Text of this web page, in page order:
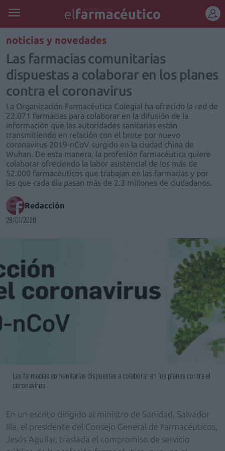
REGÍSTRATE
noticias y novedades
Las farmacias comunitarias
dispuestas a colaborar en los planes
contra el coronavirus
La Organización Farmacéutica Colegial ha ofrecido la red de
22.071 farmacias para colaborar en la difusión de la
información que las autoridades sanitarias están
transmitiendo en relación con el brote por nuevo
coronavirus 2019-nCoV surgido en la ciudad china de
Wuhan. De esta manera, la profesión farmacéutica quiere
colaborar ofreciendo la labor asistencial de los más de
52.000 farmacéuticos que trabajan en las farmacias y por
las que cada día pasan más de 2.3 millones de ciudadanos.
Redacción
28/01/2020
Las farmacias comunitarias dispuestas a colaborar en los planes contra el
coronavirus
En un escrito dirigido al ministro de Sanidad, Salvador
Illa, el presidente del Consejo General de Farmacéuticos,
Jesús Aguilar, traslada el compromiso de servicio